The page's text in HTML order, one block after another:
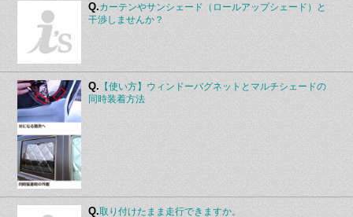
Q.カーテンやサンシェード（ロールアップシェード）と
干渉しませんか？
Q. 【使い方】ウィンドーバグネットとマルチシェードの
同時装着方法
Q.取り付けたまま走行できますか。